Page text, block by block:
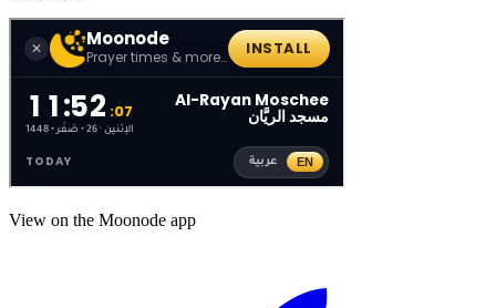
View on the Moonode app